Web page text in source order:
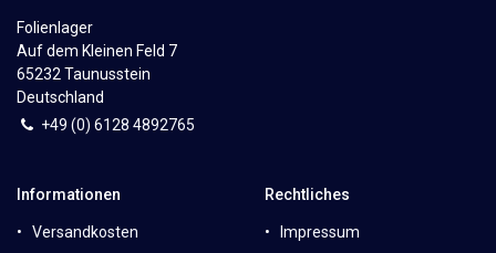
Folienlager
Auf dem Kleinen Feld 7
65232 Taunusstein
Deutschland
+49 (0) 6128 4892765
Informationen
Versandkosten
Rechtliches
Impressum